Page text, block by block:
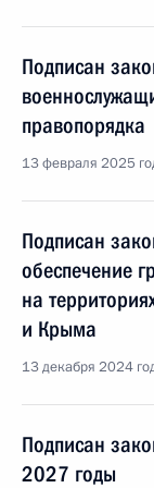
Подписан
правопорядка
13 февраля 2025
Подписан
обеспечение
на
и Крыма
13 декабря 2024
Подписан
2027 годы